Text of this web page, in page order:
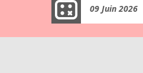
09 Juin 2026